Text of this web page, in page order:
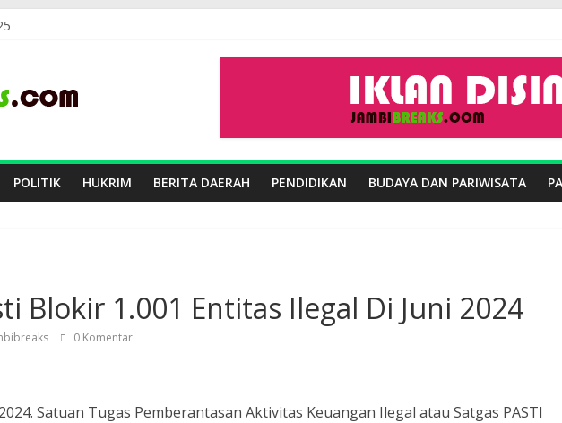
POLITIK HUKRIM BERITA DAERAH PENDIDIKAN BUDAYA DAN PARIWISATA
Blokir 1.001 Entitas Ilegal Di Juni 2024
0 Komentar
Satuan Tugas Pemberantasan Aktivitas Keuangan Ilegal atau Satgas PASTI